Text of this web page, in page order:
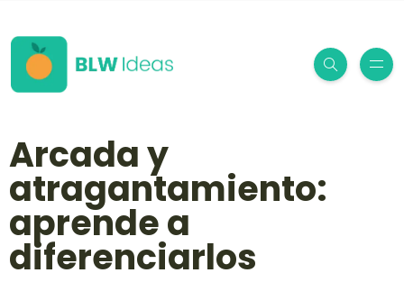
Arcada y
atragantamiento:
aprende a
diferenciarlos